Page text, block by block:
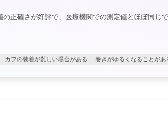
正確さが好評で、医療機関での測定値とほぼ同じ
カフの装着が難しい場合がある 巻きがゆるくなることがあ